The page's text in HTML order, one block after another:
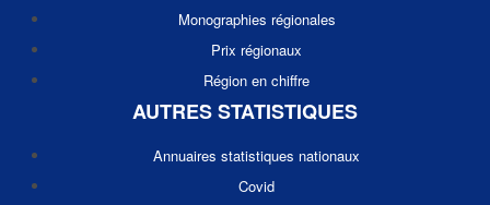
Monographies régionales
Prix régionaux
Région en chiffre
AUTRES STATISTIQUES
Annuaires statistiques nationaux
Covid